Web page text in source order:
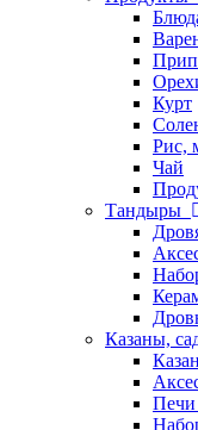
Курт
Рис,
Чай
Тандыры
Казаны,
Печи